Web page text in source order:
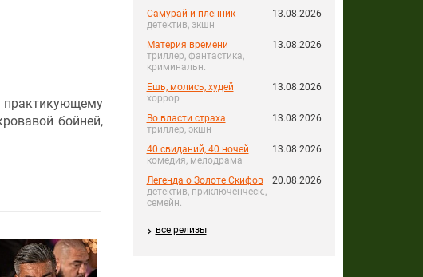
Самурай и пленник
детектив, экшн
13.08.2026
Материя времени
триллер, фантастика,
криминальн.
13.08.2026
Ешь, молись, худей
хоррор
13.08.2026
Во власти страха
триллер, экшн
13.08.2026
40 свиданий, 40 ночей
комедия, мелодрама
13.08.2026
Легенда о Золоте Скифов
детектив, приключенческ.,
семейн.
20.08.2026
все релизы
практикующему
бойней,